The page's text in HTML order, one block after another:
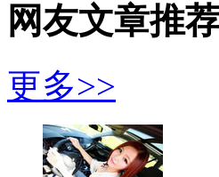
网友文章推
更多>>